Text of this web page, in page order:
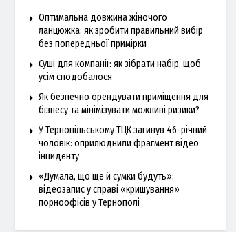
Оптимальна довжина жіночого
ланцюжка: як зробити правильний вибір
без попередньої примірки
Суші для компанії: як зібрати набір, щоб
усім сподобалося
Як безпечно орендувати приміщення для
бізнесу та мінімізувати можливі ризики?
У Тернопільському ТЦК загинув 46-річний
чоловік: оприлюднили фрагмент відео
інциденту
«Думала, що ще й сумки будуть»:
відеозапис у справі «кришування»
порноофісів у Тернополі